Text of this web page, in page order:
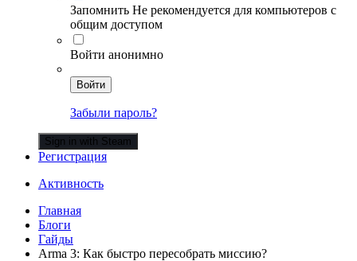
Запомнить Не рекомендуется для компьютеров с
общим доступом
Войти анонимно
Войти
Забыли пароль?
Sign in with Steam
Регистрация
Активность
Главная
Блоги
Гайды
Arma 3: Как быстро пересобрать миссию?